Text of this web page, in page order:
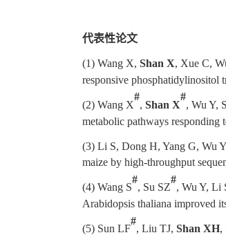
代表性论文
(1) Wang X, Shan X, Xue C,
responsive phosphatidylinositol
(2) Wang X
#
, Shan X
#
, Wu Y,
metabolic pathways responding
(3) Li S, Dong H, Yang G, Wu
maize by high-throughput
(4) Wang S
#
, Su SZ
#
, Wu Y, Li
Arabidopsis thaliana improved
(5) Sun LF
#
, Liu TJ, Shan XH,